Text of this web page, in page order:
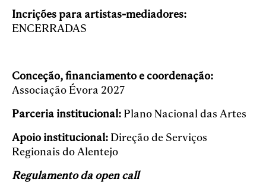
Incrições para artistas-mediadores:
ENCERRADAS
Conceção, financiamento e coordenação:
Associação Évora 2027
Parceria institucional: Plano Nacional das Artes
Apoio institucional: Direção de Serviços
Regionais do Alentejo
Regulamento da open call